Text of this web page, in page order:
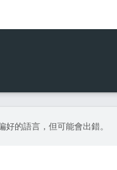
好的語言，但可能會出錯。